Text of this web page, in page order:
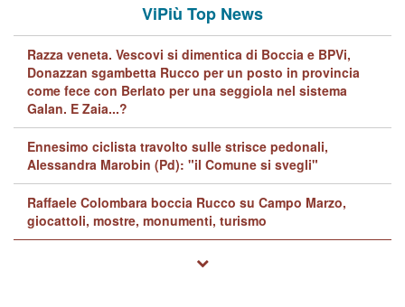
ViPiù Top News
Razza veneta. Vescovi si dimentica di Boccia e BPVi,
Donazzan sgambetta Rucco per un posto in provincia
come fece con Berlato per una seggiola nel sistema
Galan. E Zaia...?
Ennesimo ciclista travolto sulle strisce pedonali,
Alessandra Marobin (Pd): "il Comune si svegli"
Raffaele Colombara boccia Rucco su Campo Marzo,
giocattoli, mostre, monumenti, turismo